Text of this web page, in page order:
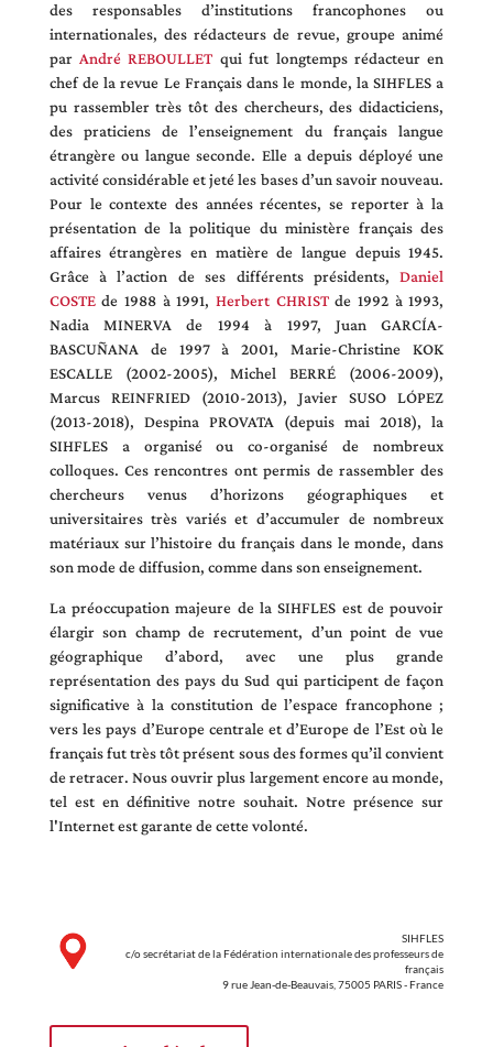
des responsables d’institutions francophones ou
internationales, des rédacteurs de revue, groupe animé
parAndré REBOULLET qui fut longtemps rédacteur en
chef de la revue Le Français dans le monde, la SIHFLES a
pu rassembler très tôt des chercheurs, des didacticiens,
des praticiens de l’enseignement du français langue
étrangère ou langue seconde. Elle a depuis déployé une
activité considérable et jeté les bases d’un savoir nouveau.
Pour le contexte des années récentes, se reporter à la
présentation de la politique du ministère français des
affaires étrangères en matière de langue depuis 1945.
Grâce à l’action de ses différents présidents,Daniel
COSTEde 1988 à 1991, Herbert CHRISTde 1992 à 1993,
Nadia MINERVA de 1994 à 1997, Juan GARCÍA-
BASCUÑANA de 1997 à 2001, Marie-Christine KOK
ESCALLE (2002-2005), Michel BERRÉ (2006-2009),
Marcus REINFRIED (2010-2013), Javier SUSO LÓPEZ
(2013-2018), Despina PROVATA (depuis mai 2018), la
SIHFLES a organisé ou co-organisé de nombreux
colloques. Ces rencontres ont permis de rassembler des
chercheurs venus d’horizons géographiques et
universitaires très variés et d’accumuler de nombreux
matériaux sur l’histoire du français dans le monde, dans
son mode de diffusion, comme dans son enseignement.
La préoccupation majeure de la SIHFLES est de pouvoir
élargir son champ de recrutement, d’un point de vue
géographique d’abord, avec une plus grande
représentation des pays du Sud qui participent de façon
significative à la constitution de l’espace francophone ;
vers les pays d’Europe centrale et d’Europe de l’Est où le
français fut très tôt présent sous des formes qu’il convient
de retracer. Nous ouvrir plus largement encore au monde,
tel est en définitive notre souhait. Notre présence sur
l'Internet est garante de cette volonté.
SIHFLES
c/o secrétariat de la Fédération internationale des professeurs de
français
9 rue Jean-de-Beauvais, 75005 PARIS - France